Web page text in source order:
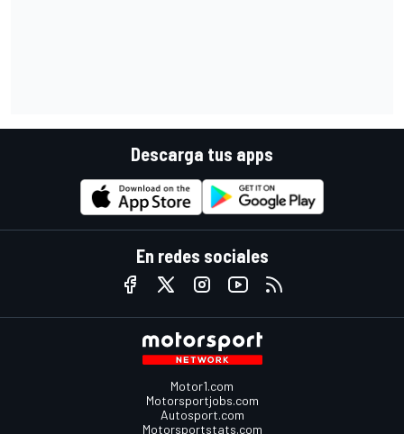
Descarga tus apps
En redes sociales
Motor1.com
Motorsportjobs.com
Autosport.com
Motorsportstats.com